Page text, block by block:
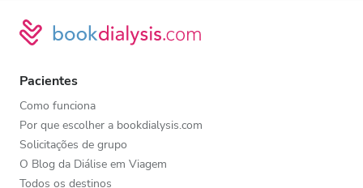
Pacientes
Como funciona
Por que escolher a bookdialysis.com
Solicitações de grupo
O Blog da Diálise em Viagem
Todos os destinos